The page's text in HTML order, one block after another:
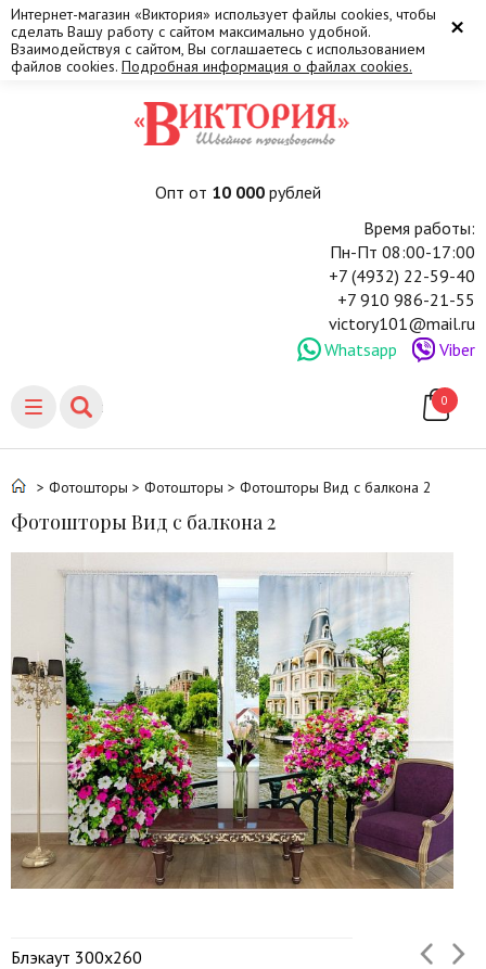
×
Интернет-магазин «Виктория» использует файлы cookies, чтобы
сделать Вашу работу с сайтом максимально удобной.
Взаимодействуя с сайтом, Вы соглашаетесь с использованием
файлов cookies. Подробная информация о файлах cookies.
Опт от 10 000рублей
Время работы:
Пн-Пт 08:00-17:00
+7 (4932) 22-59-40
+7 910 986-21-55
victory101@mail.ru
Whatsapp
Viber
0
> Фотошторы > Фотошторы > Фотошторы Вид с балкона 2
Фотошторы Вид с балкона 2
Блэкаут 300х260